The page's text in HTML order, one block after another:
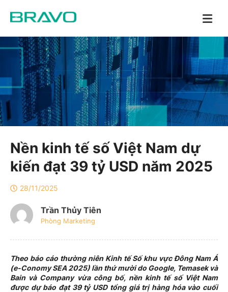
Nền kinh tế số Việt Nam dự
kiến đạt 39 tỷ USD năm 2025
28/11/2025
Trần Thủy Tiên
Phòng Marketing
Theo báo cáo thường niên Kinh tế Số khu vực Đông Nam Á
(e-Conomy SEA 2025) lần thứ mười do Google, Temasek và
Bain và Company vừa công bố, nền kinh tế số Việt Nam
được dự báo đạt 39 tỷ USD tổng giá trị hàng hóa vào cuối